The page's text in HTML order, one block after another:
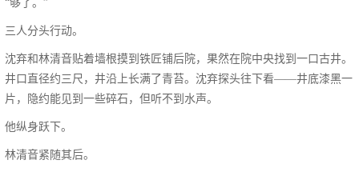
“够了。”
三人分头行动。
沈弃和林清音贴着墙根摸到铁匠铺后院，果然在院中央找到一口古井。
井口直径约三尺，井沿上长满了青苔。沈弃探头往下看——井底漆黑一
片，隐约能见到一些碎石，但听不到水声。
他纵身跃下。
林清音紧随其后。